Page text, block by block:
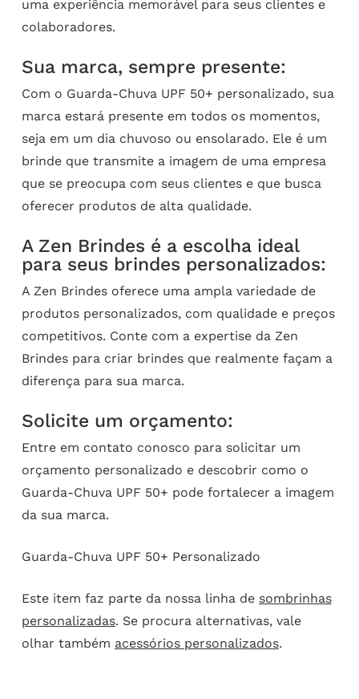
uma experiência memorável para seus clientes e
colaboradores.
Sua marca, sempre presente:
Com o Guarda-Chuva UPF 50+ personalizado, sua
marca estará presente em todos os momentos,
seja em um dia chuvoso ou ensolarado. Ele é um
brinde que transmite a imagem de uma empresa
que se preocupa com seus clientes e que busca
oferecer produtos de alta qualidade.
A Zen Brindes é a escolha ideal
para seus brindes personalizados:
A Zen Brindes oferece uma ampla variedade de
produtos personalizados, com qualidade e preços
competitivos. Conte com a expertise da Zen
Brindes para criar brindes que realmente façam a
diferença para sua marca.
Solicite um orçamento:
Entre em contato conosco para solicitar um
orçamento personalizado e descobrir como o
Guarda-Chuva UPF 50+ pode fortalecer a imagem
da sua marca.
Guarda-Chuva UPF 50+ Personalizado
Este item faz parte da nossa linha de sombrinhas
personalizadas. Se procura alternativas, vale
olhar também acessórios personalizados.